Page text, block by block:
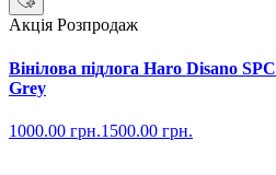
Акція Розпродаж
Вінілова підлога Haro Disano
Grey
1000.00 грн.1500.00 грн.